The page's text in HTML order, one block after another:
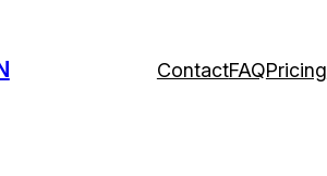
ContactFAQPricing